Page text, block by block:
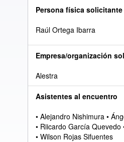
Persona física solicitante
Raúl Ortega Ibarra
Empresa/organización
Alestra
Asistentes al encuentro
• Alejandro Nishimura •
• Riicardo García
• Wilson Rojas Sifuentes